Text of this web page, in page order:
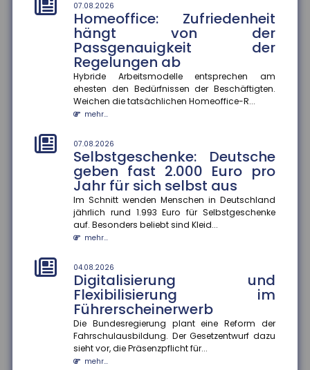
07.08.2026
Homeoffice: Zufriedenheit
hängt von der
Passgenauigkeit der
Regelungen ab
Hybride Arbeitsmodelle entsprechen am
ehesten den Bedürfnissen der Beschäftigten.
Weichen die tatsächlichen Homeoffice-R...
mehr...
07.08.2026
Selbstgeschenke: Deutsche
geben fast 2.000 Euro pro
Jahr für sich selbst aus
Im Schnitt wenden Menschen in Deutschland
jährlich rund 1.993 Euro für Selbstgeschenke
auf. Besonders beliebt sind Kleid...
mehr...
04.08.2026
Digitalisierung und
Flexibilisierung im
Führerscheinerwerb
Die Bundesregierung plant eine Reform der
Fahrschulausbildung. Der Gesetzentwurf dazu
sieht vor, die Präsenzpflicht für...
mehr...
Fahrschulausbildung. Der Gesetzentwurf dazu sieht
vor, die Präsenzpflicht für...
mehr...
04.08.2026
Ausbildungsvergütungen
bundesweit gestiegen
Die tarifvertraglichen Ausbildungsvergütungen sind
im Ausbildungsjahr 2025/26 im Schnitt um 3,9
mehr...
04.08.2026
Hitzeschutz als Bildungsfaktor
Klimaanlagen zu Hause verbessern Schulerfolge ?
aber nicht für alle. Die Verfügbarkeit von
Klimaanlagen in Wohnungen be...
mehr...
04.08.2026
Rentenzahlbeträge variieren
stark zwischen Bundesländern
und Geschlechtern
Die durchschnittlichen Rentenzahlbeträge bei neu
zugegangenen Altersrenten betrugen 2025 für
Männer 1.415 Euro und für F...
mehr...